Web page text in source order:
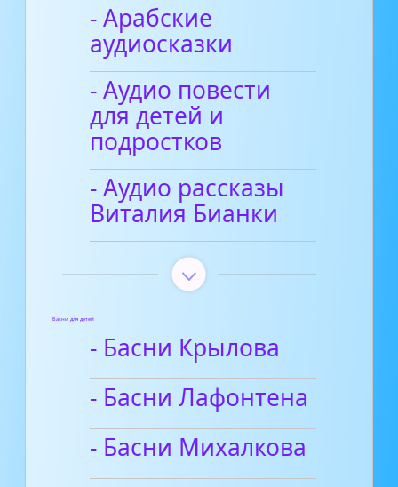
- Арабские
аудиосказки
- Аудио повести
для детей и
подростков
- Аудио рассказы
Виталия Бианки
Басни для детей
- Басни Крылова
- Басни Лафонтена
- Басни Михалкова